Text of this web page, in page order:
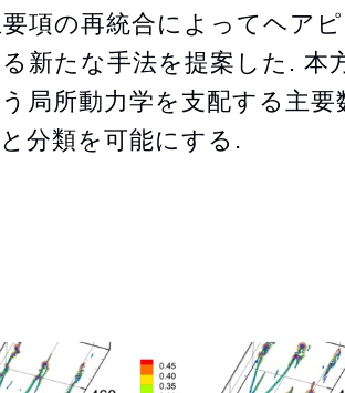
項の再統合によってヘア
新たな手法を提案した. 本
局所動力学を支配する主
分類を可能にする.